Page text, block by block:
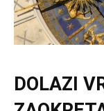
DOLAZI